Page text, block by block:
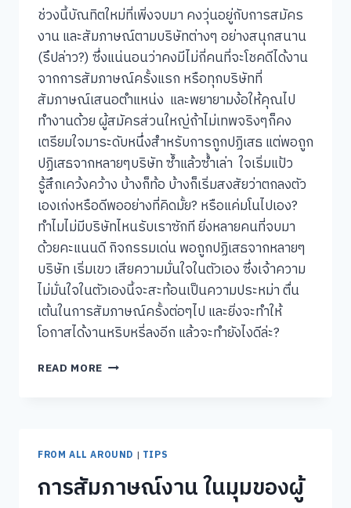
ช่วงนี้บัณทิตใหม่ที่เพิ่งจบมา คงวุ่นอยู่กับการสมัคร
งาน และสัมภาษณ์ตามบริษัทต่างๆ อย่างสนุกสนาน
(รึปล่าว?) ซึ่งแน่นอนว่าคงมีไม่กี่คนที่จะโชคดีได้งาน
จากการสัมภาษณ์ครั้งแรก หรือทุกบริษัทที่
สัมภาษณ์เสนอตำแหน่ง และพยายามง้อให้คุณไป
ทำงานด้วย ผู้สมัครส่วนใหญ่ถ้าไม่เทพจริงๆก็คง
เตรียมใจมาระดับหนึ่งสำหรับการถูกปฏิเสธ แต่พอถูก
ปฏิเสธจากหลายๆบริษัท ซัำแล้วซ้ำเล่า ใจเริ่มแป้ว
รู้สึกเคว้งคว้าง บ้างก็ท้อ บ้างก็เริ่มสงสัยว่าตกลงตัว
เองเก่งหรือดีพออย่างที่คิดมั้ย? หรือแค่มโนไปเอง?
ทำไมไม่มีบริษัทไหนรับเราซักที ยิ่งหลายคนที่จบมา
ด้วยคะแนนดี กิจกรรมเด่น พอถูกปฏิเสธจากหลายๆ
บริษัท เริ่มเขว เสียความมั่นใจในตัวเอง ซึ่งเจ้าความ
ไม่มั่นใจในตัวเองนี้จะสะท้อนเป็นความประหม่า ตื่น
เต้นในการสัมภาษณ์ครั้งต่อๆไป และยิ่งจะทำให้
โอกาสได้งานหริบหรี่ลงอีก แล้วจะทำยังไงดีล่ะ?
READ MORE วิธี
งาน
ครั้ง
แล้ว
ครั้ง
FROM ALL AROUND | TIPS
การสัมภาษณ์งาน ในมุมของผู้